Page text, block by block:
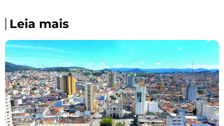
Leia mais